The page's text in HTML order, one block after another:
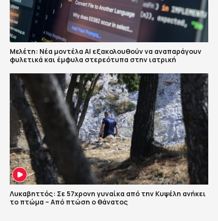
Μελέτη: Νέα μοντέλα ΑΙ εξακολουθούν να αναπαράγουν
φυλετικά και έμφυλα στερεότυπα στην ιατρική
Λυκαβηττός: Σε 57χρονη γυναίκα από την Κυψέλη ανήκει
το πτώμα – Από πτώση ο θάνατος